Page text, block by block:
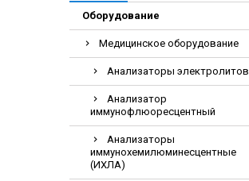
Оборудование
Медицинское оборудование
Анализаторы электролитов
Анализатор
иммунофлюоресцентный
Анализаторы
иммунохемилюминесцентные
(ИХЛА)